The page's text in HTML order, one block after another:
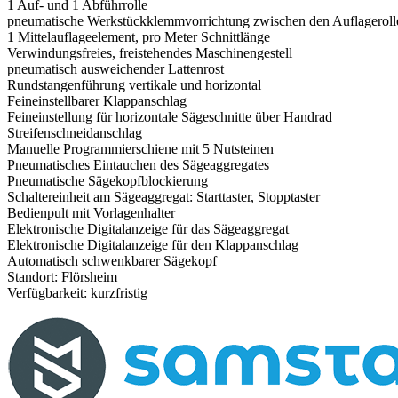
1 Auf- und 1 Abführrolle
pneumatische Werkstückklemmvorrichtung zwischen den
1 Mittelauflageelement, pro Meter Schnittlänge
Verwindungsfreies, freistehendes Maschinengestell
pneumatisch ausweichender Lattenrost
Rundstangenführung vertikale und horizontal
Feineinstellbarer Klappanschlag
Feineinstellung für horizontale Sägeschnitte über Handrad
Streifenschneidanschlag
Manuelle Programmierschiene mit 5 Nutsteinen
Pneumatisches Eintauchen des Sägeaggregates
Pneumatische Sägekopfblockierung
Schaltereinheit am Sägeaggregat: Starttaster, Stopptaster
Bedienpult mit Vorlagenhalter
Elektronische Digitalanzeige für das Sägeaggregat
Elektronische Digitalanzeige für den Klappanschlag
Automatisch schwenkbarer Sägekopf
Standort: Flörsheim
Verfügbarkeit: kurzfristig